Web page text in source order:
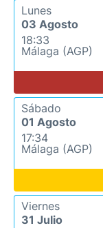
Lunes
03 Agosto
18:33
Málaga (AGP)
Sábado
01 Agosto
17:34
Málaga (AGP)
Viernes
31 Julio